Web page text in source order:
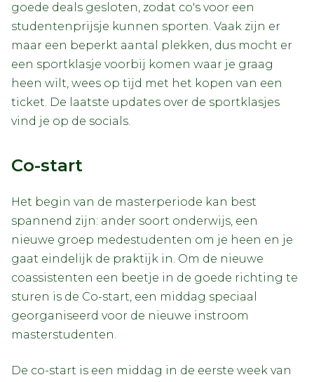
goede deals gesloten, zodat co's voor een
studentenprijsje kunnen sporten. Vaak zijn er
maar een beperkt aantal plekken, dus mocht er
een sportklasje voorbij komen waar je graag
heen wilt, wees op tijd met het kopen van een
ticket. De laatste updates over de sportklasjes
vind je op de socials.
Co-start
Het begin van de masterperiode kan best
spannend zijn: ander soort onderwijs, een
nieuwe groep medestudenten om je heen en je
gaat eindelijk de praktijk in. Om de nieuwe
coassistenten een beetje in de goede richting te
sturen is de Co-start, een middag speciaal
georganiseerd voor de nieuwe instroom
masterstudenten.
De co-start is een middag in de eerste week van